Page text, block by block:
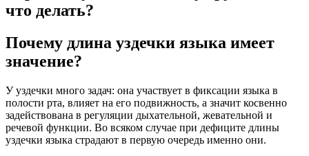
что делать?
Почему длина уздечки языка имеет
значение?
У уздечки много задач: она участвует в фиксации языка в
полости рта, влияет на его подвижность, а значит косвенно
задействована в регуляции дыхательной, жевательной и
речевой функции. Во всяком случае при дефиците длины
уздечки языка страдают в первую очередь именно они.